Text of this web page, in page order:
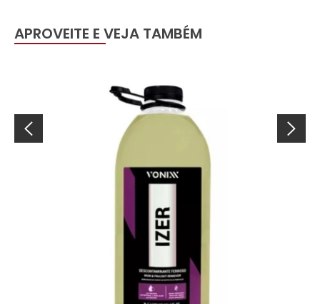
APROVEITE E VEJA TAMBÉM